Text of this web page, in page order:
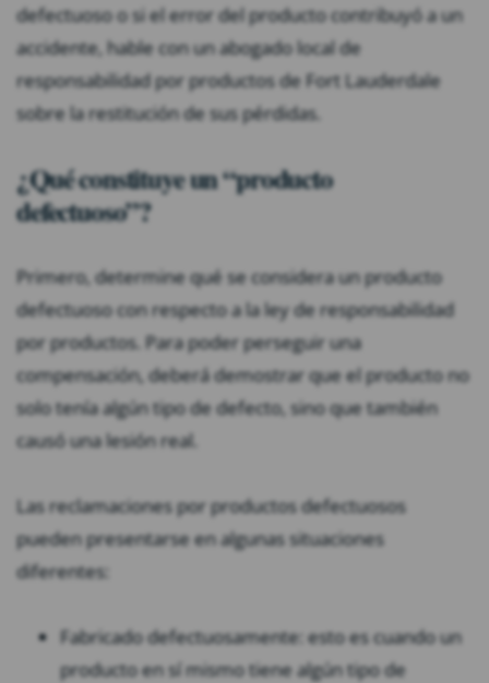
defectuoso o si el error del producto contribuyó a un
accidente, hable con un abogado local de
responsabilidad por productos de Fort Lauderdale
sobre la restitución de sus pérdidas.
¿Qué constituye un “producto
defectuoso”?
Primero, determine qué se considera un producto
defectuoso con respecto a la ley de responsabilidad
por productos. Para poder perseguir una
compensación, deberá demostrar que el producto no
solo tenía algún tipo de defecto, sino que también
causó una lesión real.
Las reclamaciones por productos defectuosos
pueden presentarse en algunas situaciones
diferentes:
Fabricado defectuosamente: esto es cuando un
producto en sí mismo tiene algún tipo de